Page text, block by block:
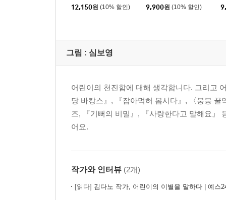
12,150원 (10% 할인) 9,900원 (10% 할인)
그림 : 심보영
어린이의 천진함에 대해 생각합니다. 그리고
당 바캉스』, 『잡아먹혀 봅시다』, 〈붕붕
즈, 『기뻐의 비밀』, 『사랑한다고 말해요』
어요.
작가와 인터뷰 (2개)
[읽다] 김다노 작가, 어린이의 이별을 말하다 | 예스